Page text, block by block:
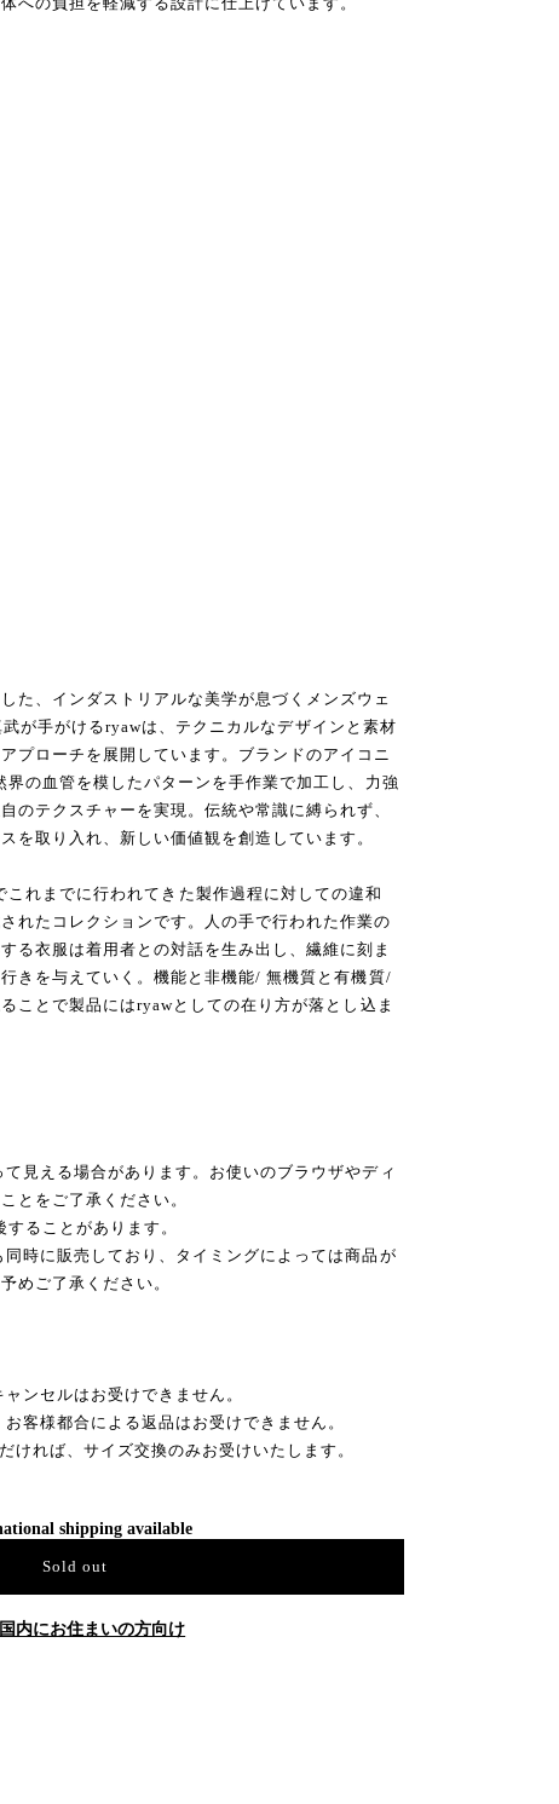
た、インダストリアルな美学が息づくメンズウェ
が手がけるryawは、テクニカルなデザインと素材
プローチを展開しています。ブランドのアイコニ
の血管を模したパターンを手作業で加工し、力強
のテクスチャーを実現。伝統や常識に縛られず、
を取り入れ、新しい価値観を創造しています。
れまでに行われてきた製作過程に対しての違和
れたコレクションです。人の手で行われた作業の
る衣服は着用者との対話を生み出し、繊維に刻ま
きを与えていく。機能と非機能/ 無機質と有機質/
ことで製品にはryawとしての在り方が落とし込ま
見える場合があります。お使いのブラウザやディ
とをご了承ください。
ることがあります。
同時に販売しており、タイミングによっては商品が
めご了承ください。
ンセルはお受けできません。
客様都合による返品はお受けできません。
ければ、サイズ交換のみお受けいたします。
shipping available
Sold out
内にお住まいの方向け